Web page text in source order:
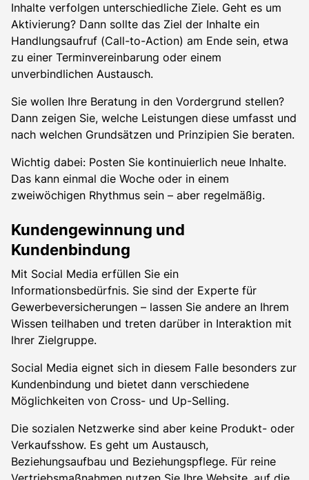
Inhalte verfolgen unterschiedliche Ziele. Geht es um
Aktivierung? Dann sollte das Ziel der Inhalte ein
Handlungsaufruf (Call-to-Action) am Ende sein, etwa
zu einer Terminvereinbarung oder einem
unverbindlichen Austausch.
Sie wollen Ihre Beratung in den Vordergrund stellen?
Dann zeigen Sie, welche Leistungen diese umfasst und
nach welchen Grundsätzen und Prinzipien Sie beraten.
Wichtig dabei: Posten Sie kontinuierlich neue Inhalte.
Das kann einmal die Woche oder in einem
zweiwöchigen Rhythmus sein – aber regelmäßig.
Kundengewinnung und
Kundenbindung
Mit Social Media erfüllen Sie ein
Informationsbedürfnis. Sie sind der Experte für
Gewerbeversicherungen – lassen Sie andere an Ihrem
Wissen teilhaben und treten darüber in Interaktion mit
Ihrer Zielgruppe.
Social Media eignet sich in diesem Falle besonders zur
Kundenbindung und bietet dann verschiedene
Möglichkeiten von Cross- und Up-Selling.
Die sozialen Netzwerke sind aber keine Produkt- oder
Verkaufsshow. Es geht um Austausch,
Beziehungsaufbau und Beziehungspflege. Für reine